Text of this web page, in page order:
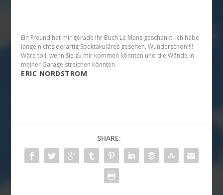
Ein Freund hat mir gerade Ihr Buch Le Mans geschenkt. Ich habe
lange nichts derartig Spektakuläres gesehen. Wunderschön!!!!
Wäre toll, wenn Sie zu mir kommen könnten und die Wände in
meiner Garage streichen könnten.
ERIC NORDSTROM
SHARE: